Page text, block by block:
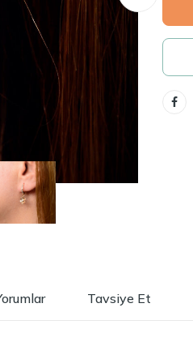
Tavsiye Et